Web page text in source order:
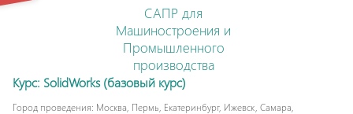
САПР для
Машиностроения и
Промышленного
производства
Курс: SolidWorks (базовый курс)
Город проведения: Москва, Пермь, Екатеринбург, Ижевск, Самара,